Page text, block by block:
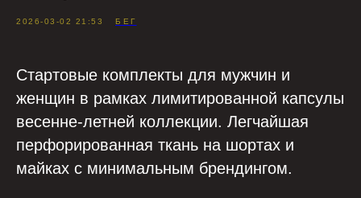
2026-03-02 21:53 БЕГ
Стартовые комплекты для мужчин и
женщин в рамках лимитированной капсулы
весенне-летней коллекции. Легчайшая
перфорированная ткань на шортах и
майках с минимальным брендингом.